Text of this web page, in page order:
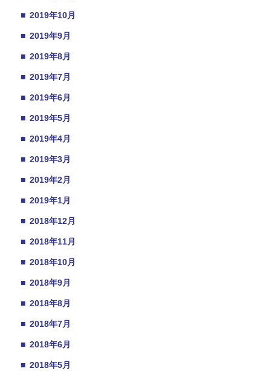
■ 2019年10月
■ 2019年9月
■ 2019年8月
■ 2019年7月
■ 2019年6月
■ 2019年5月
■ 2019年4月
■ 2019年3月
■ 2019年2月
■ 2019年1月
■ 2018年12月
■ 2018年11月
■ 2018年10月
■ 2018年9月
■ 2018年8月
■ 2018年7月
■ 2018年6月
■ 2018年5月